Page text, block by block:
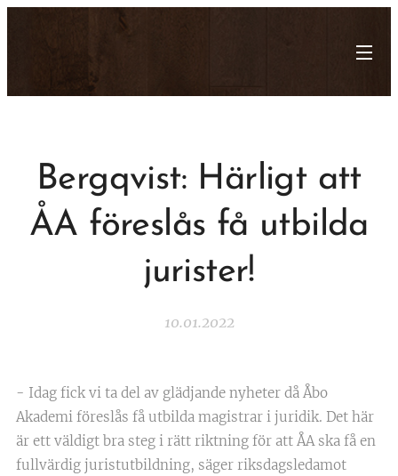
Bergqvist: Härligt att
ÅA föreslås få utbilda
jurister!
10.01.2022
- Idag fick vi ta del av glädjande nyheter då Åbo
Akademi föreslås få utbilda magistrar i juridik. Det här
är ett väldigt bra steg i rätt riktning för att ÅA ska få en
fullvärdig juristutbildning, säger riksdagsledamot